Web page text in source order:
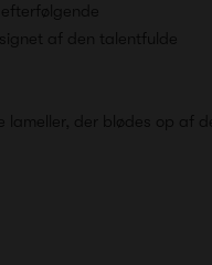
af den talentfulde
der blødes op af de